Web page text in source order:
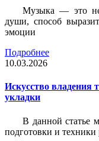
Музыка — это не
души, способ
эмоции
Подробнее
10.03.2026
Искусство владения
укладки
В данной статье
подготовки и